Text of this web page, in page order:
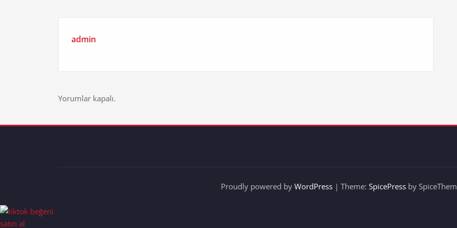
admin
Yorumlar kapalı.
Proudly powered by WordPress | Theme: SpicePress by